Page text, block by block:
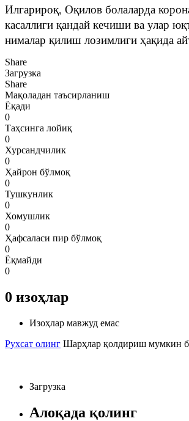
Илгарироқ, Оқилов болаларда
касаллиги қандай кечиши ва улар
нималар қилиш лозимлиги ҳақида
Share
Загрузка
Share
Мақоладан таъсирланиш
Ёқади
0
Таҳсинга лойиқ
0
Хурсандчилик
0
Ҳайрон бўлмоқ
0
Тушкунлик
0
Хомушлик
0
Ҳафсаласи пир бўлмоқ
0
Ёқмайди
0
0 изоҳлар
Изоҳлар мавжуд емас
Рухсат олинг Шарҳлар қолдириш мумкин
Загрузка
Алоқада қолинг